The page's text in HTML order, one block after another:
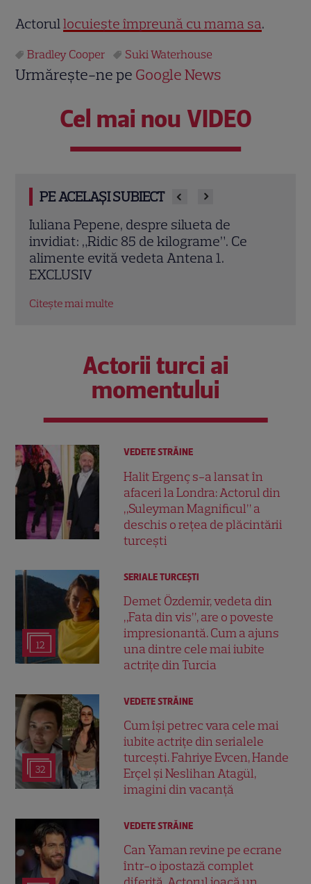
Actorullocuieşte împreună cu mama sa.
Bradley Cooper Suki Waterhouse
Urmărește-ne pe Google News
Cel mai nou VIDEO
PE ACELAȘI SUBIECT
Vedetele de la Hollywood care nu s-au
căsătorit niciodată. De ce Leonardo
DiCaprio și Charlize Theron au evitat
altarul
Citește mai multe
Actorii turci ai
momentului
VEDETE STRĂINE
Halit Ergenç s-a lansat în
afaceri la Londra: Actorul din
„Suleyman Magnificul” a
deschis o rețea de plăcintării
turcești
12
SERIALE TURCEŞTI
Demet Özdemir, vedeta din
„Fata din vis”, are o poveste
impresionantă. Cum a ajuns
una dintre cele mai iubite
actrițe din Turcia
32
VEDETE STRĂINE
Cum își petrec vara cele mai
iubite actrițe din serialele
turcești. Fahriye Evcen, Hande
Erçel și Neslihan Atagül,
imagini din vacanță
VEDETE STRĂINE
Can Yaman revine pe ecrane
într-o ipostază complet